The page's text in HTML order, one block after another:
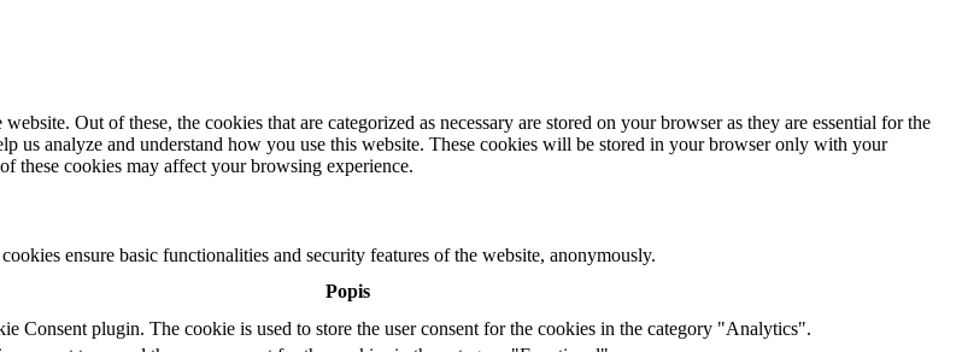
Out of these, the cookies that are categorized as necessary are stored on your browser as they are essential for the
us analyze and understand how you use this website. These cookies will be stored in your browser only with your
these cookies may affect your browsing experience.
ensure basic functionalities and security features of the website, anonymously.
Popis
Consent plugin. The cookie is used to store the user consent for the cookies in the category "Analytics".